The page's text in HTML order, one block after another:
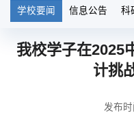
学校要闻 信息公告 科
我校学子在2025
计挑
发布